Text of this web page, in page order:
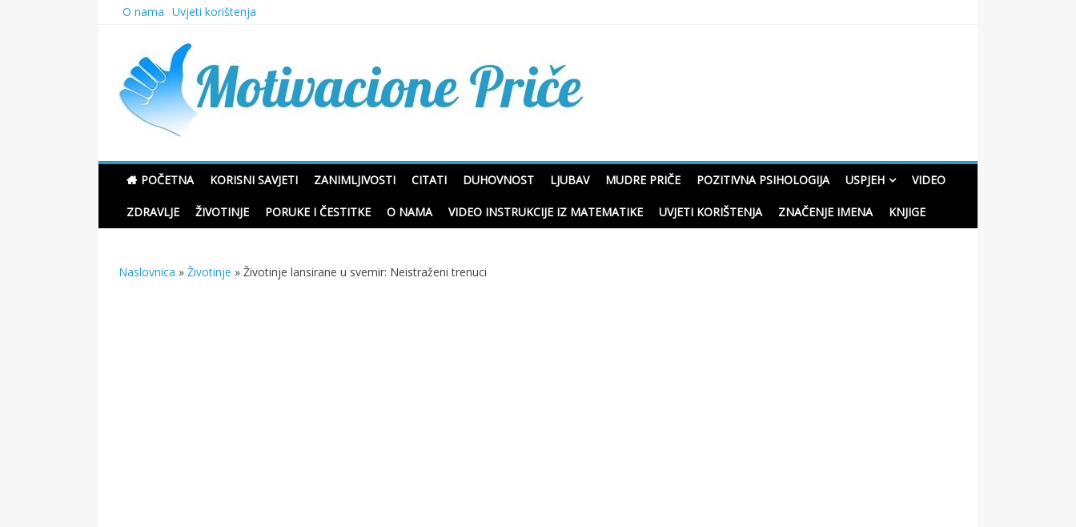
O nama Uvjeti korištenja
Motivacione Priče
POČETNA KORISNI SAVJETI ZANIMLJIVOSTI CITATI DUHOVNOST LJUBAV MUDRE PRIČE POZITIVNA PSIHOLOGIJA USPJEH VIDEO
ZDRAVLJE ŽIVOTINJE PORUKE I ČESTITKE O NAMA VIDEO INSTRUKCIJE IZ MATEMATIKE UVJETI KORIŠTENJA ZNAČENJE IMENA KNJIGE
Naslovnica »Životinje »Životinje lansirane u svemir: Neistraženi trenuci